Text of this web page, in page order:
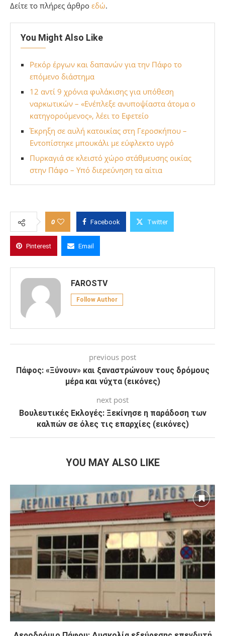
Δείτε το πλήρες άρθρο εδώ.
You Might Also Like
Ρεκόρ έργων και δαπανών για την Πάφο το
επόμενο διάστημα
12 αντί 9 χρόνια φυλάκισης για υπόθεση
ναρκωτικών – «Ενέπλεξε ανυποψίαστα άτομα ο
κατηγορούμενος», λέει το Εφετείο
Έκρηξη σε αυλή κατοικίας στη Γεροσκήπου –
Εντοπίστηκε μπουκάλι με εύφλεκτο υγρό
Πυρκαγιά σε κλειστό χώρο στάθμευσης οικίας
στην Πάφο – Υπό διερεύνηση τα αίτια
0 Facebook Twitter
Pinterest Email
FAROSTV
Follow Author
previous post
Πάφος: «Ξύνουν» και ξαναστρώνουν τους δρόμους
μέρα και νύχτα (εικόνες)
next post
Βουλευτικές Εκλογές: Ξεκίνησε η παράδοση των
καλπών σε όλες τις επαρχίες (εικόνες)
YOU MAY ALSO LIKE